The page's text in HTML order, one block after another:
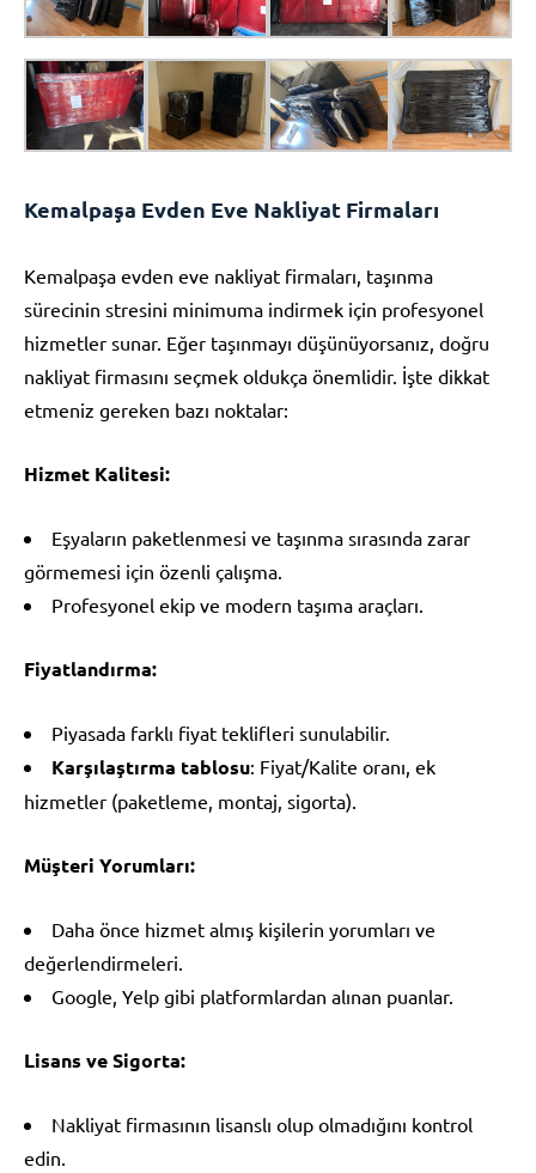
Kemalpaşa Evden Eve Nakliyat Firmaları
Kemalpaşa evden eve nakliyat firmaları, taşınma
sürecinin stresini minimuma indirmek için profesyonel
hizmetler sunar. Eğer taşınmayı düşünüyorsanız, doğru
nakliyat firmasını seçmek oldukça önemlidir. İşte dikkat
etmeniz gereken bazı noktalar:
Hizmet Kalitesi:
Eşyaların paketlenmesi ve taşınma sırasında zarar
görmemesi için özenli çalışma.
Profesyonel ekip ve modern taşıma araçları.
Fiyatlandırma:
Piyasada farklı fiyat teklifleri sunulabilir.
Karşılaştırma tablosu: Fiyat/Kalite oranı, ek
hizmetler (paketleme, montaj, sigorta).
Müşteri Yorumları:
Daha önce hizmet almış kişilerin yorumları ve
değerlendirmeleri.
Google, Yelp gibi platformlardan alınan puanlar.
Lisans ve Sigorta:
Nakliyat firmasının lisanslı olup olmadığını kontrol
edin.